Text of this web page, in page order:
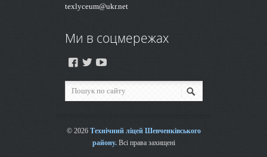
texlyceum@ukr.net
Ми в соцмережах
© 2026 Технічний ліцей Шевченківського
району.Всі права захищені